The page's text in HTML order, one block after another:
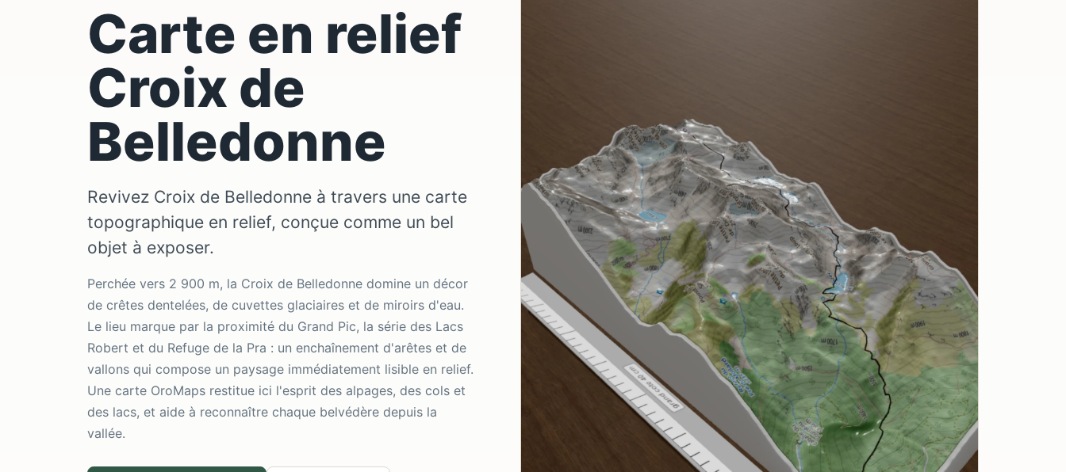
Carte en relief
Croix de
Belledonne
Revivez Croix de Belledonne à travers une carte
topographique en relief, conçue comme un bel
objet à exposer.
Perchée vers 2 900 m, la Croix de Belledonne domine un décor
de crêtes dentelées, de cuvettes glaciaires et de miroirs d'eau.
Le lieu marque par la proximité du Grand Pic, la série des Lacs
Robert et du Refuge de la Pra : un enchaînement d'arêtes et de
vallons qui compose un paysage immédiatement lisible en relief.
Une carte OroMaps restitue ici l'esprit des alpages, des cols et
des lacs, et aide à reconnaître chaque belvédère depuis la
vallée.